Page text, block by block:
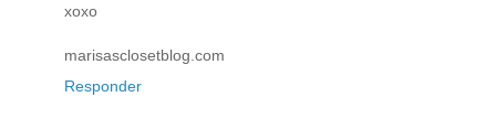
xoxo
marisasclosetblog.com
Responder